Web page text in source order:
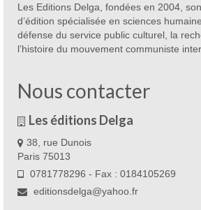
Les Editions Delga, fondées en 2004,
d’édition spécialisée en sciences
défense du service public culturel, la
l’histoire du mouvement communiste
Nous contacter
Les éditions Delga
38, rue Dunois
Paris 75013
0781778296 - Fax : 0184105269
editionsdelga@yahoo.fr